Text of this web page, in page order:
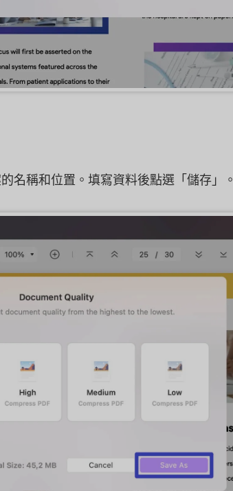
名稱和位置。填寫資料後點選「儲存」。